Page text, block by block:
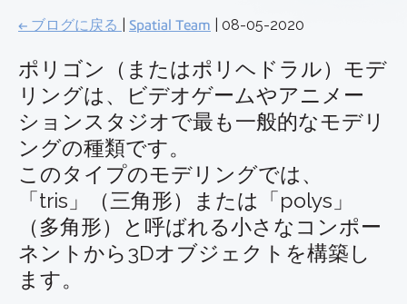
← ブログに戻る Spatial Team | 08-05-2020
ポリゴン（またはポリヘドラル）モデ
リングは、ビデオゲームやアニメー
ションスタジオで最も一般的なモデリ
ングの種類です。
このタイプのモデリングでは、
「tris」（三角形）または「polys」
（多角形）と呼ばれる小さなコンポー
ネントから3Dオブジェクトを構築し
ます。